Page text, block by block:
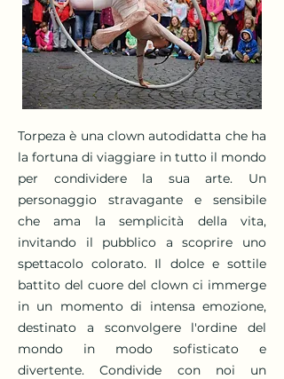
Torpeza è una clown autodidatta che ha
la fortuna di viaggiare in tutto il mondo
per condividere la sua arte. Un
personaggio stravagante e sensibile
che ama la semplicità della vita,
invitando il pubblico a scoprire uno
spettacolo colorato. Il dolce e sottile
battito del cuore del clown ci immerge
in un momento di intensa emozione,
destinato a sconvolgere l'ordine del
mondo in modo sofisticato e
divertente. Condivide con noi un